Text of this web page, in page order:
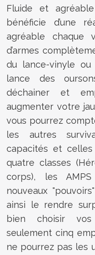
Fluide et
bénéficie d’une
agréable chaque
d’armes
du lance-vinyle
lance des
déchainer et
augmenter votre
vous pourrez
les autres
capacités et
quatre classes
corps), les
nouveaux
ainsi le rendre
bien choisir
seulement cinq
ne pourrez pas les